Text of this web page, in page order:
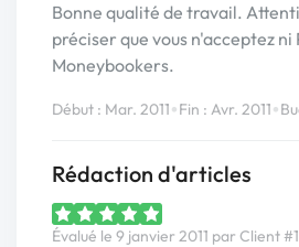
Bonne qualité de travail.
préciser que vous n'acceptez ni
Moneybookers.
Début : Mar. 2011•Fin : Avr. 2011•
Rédaction d'articles
Évalué le 9 janvier 2011 par Client